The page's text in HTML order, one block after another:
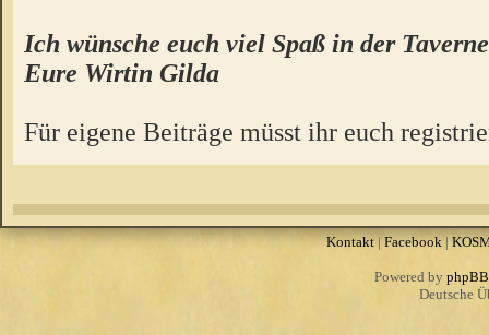
Ich wünsche euch viel Spaß in der
Eure Wirtin Gilda
Für eigene Beiträge müsst ihr euch
Kontakt|Facebook |
Powered by phpBB
Deutsche